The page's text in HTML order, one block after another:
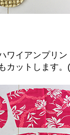
ワイアンプリ
カットします